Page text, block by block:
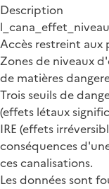
Description
Accès restreint aux
Zones de niveaux
de matières
Trois seuils de
(effets létaux
IRE (effets
conséquences
ces canalisations.
Les données sont